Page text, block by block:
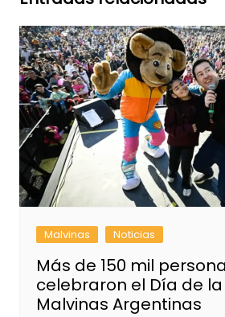
Malvinas Noticias
Más de 150 mil
celebraron el Día de la
Malvinas Argentinas